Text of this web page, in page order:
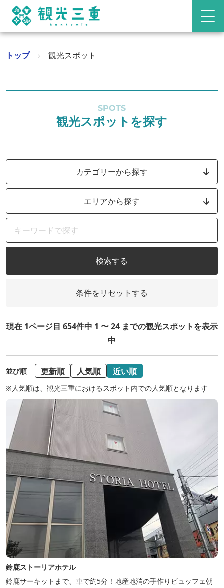
トップ › 観光スポット
SPOTS
観光スポットを探す
カテゴリーから探す
エリアから探す
検索する
条件をリセットする
現在 1ページ目 654件中 1 〜 24 までの観光スポットを表示
中
並び順 更新順 人気順 近い順
※人気順は、観光三重におけるスポット内での人気順となります
鈴鹿ストーリアホテル
鈴鹿サーキットまで、車で約5分！地産地消の手作りビュッフェ朝